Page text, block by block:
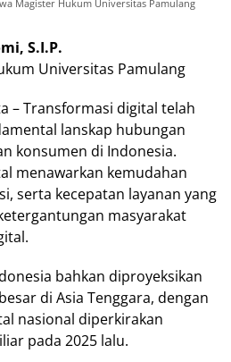
Magister Hukum Universitas Pamulang
S.I.P.
Universitas Pamulang
– Transformasi digital telah
lanskap hubungan
konsumen di Indonesia.
menawarkan kemudahan
serta kecepatan layanan yang
masyarakat
bahkan diproyeksikan
di Asia Tenggara, dengan
nasional diperkirakan
pada 2025 lalu.